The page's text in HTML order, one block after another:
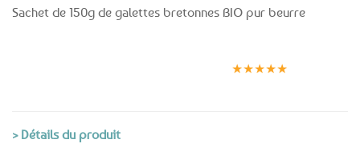
Sachet de 150g de galettes bretonnes BIO pur beurre
★★★★★
> Détails du produit